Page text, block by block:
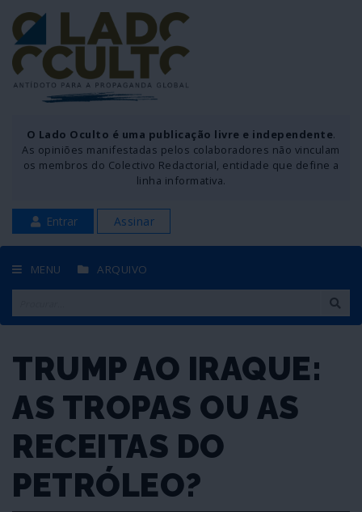
O Lado Oculto é uma publicação livre e independente.
As opiniões manifestadas pelos colaboradores não vinculam
os membros do Colectivo Redactorial, entidade que define a
linha informativa.
Entrar Assinar
MENU ARQUIVO
TRUMP AO IRAQUE:
AS TROPAS OU AS
RECEITAS DO
PETRÓLEO?